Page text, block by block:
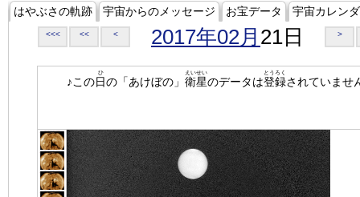
はやぶさの軌跡 宇宙からのメッセージ お宝データ 宇宙カレン
<<< << < 2017年02月 21日 >
♪この日
ひ
の「あけぼの」 衛星
えいせい
のデータは登録
とうろく
されていませ